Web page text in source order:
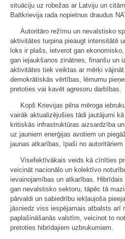
situāciju uz robežas ar Latviju un
Baltkrievija rada nopietnus draudus
Autoritāro režīmu un nevalstisko
aktivitātes turpina pieaugt intensitātē
loks ir plašs, ietverot gan
gan iejaukšanos zinātnes, finanšu un
aktivitātes tiek veiktas ar mērķi vājināt
demokrātiskās vērtības, lēmumu
pretoties vai kavēt agresoru darbības.
Kopš Krievijas pilna mēroga
vairāk aktualizējušies tādi jautājumi
kritiskās infrastruktūras aizsardzība
uz jauniem enerģijas avotiem un
jaunas atkarības, īpaši no autoritāriem
Visefektīvākais veids kā cīnīties
veicināt nacionālo un kolektīvo
ievainojamības un atkarības. Hibrīdais
gan nevalstisko sektoru, tāpēc tā
pārvaldi un sabiedrību iekļaujoša
jāsniedz viss iespējamais atbalsts arī
paplašināšanās valstīm, veicinot to
pretoties hibrīdajiem uzbrukumiem.